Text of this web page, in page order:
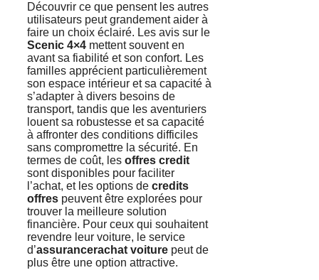
Découvrir ce que pensent les autres
utilisateurs peut grandement aider à
faire un choix éclairé. Les avis sur le
Scenic 4×4 mettent souvent en
avant sa fiabilité et son confort. Les
familles apprécient particulièrement
son espace intérieur et sa capacité à
s’adapter à divers besoins de
transport, tandis que les aventuriers
louent sa robustesse et sa capacité
à affronter des conditions difficiles
sans compromettre la sécurité. En
termes de coût, les offres credit
sont disponibles pour faciliter
l’achat, et les options de credits
offres peuvent être explorées pour
trouver la meilleure solution
financière. Pour ceux qui souhaitent
revendre leur voiture, le service
d’assurancerachat voiture peut de
plus être une option attractive.